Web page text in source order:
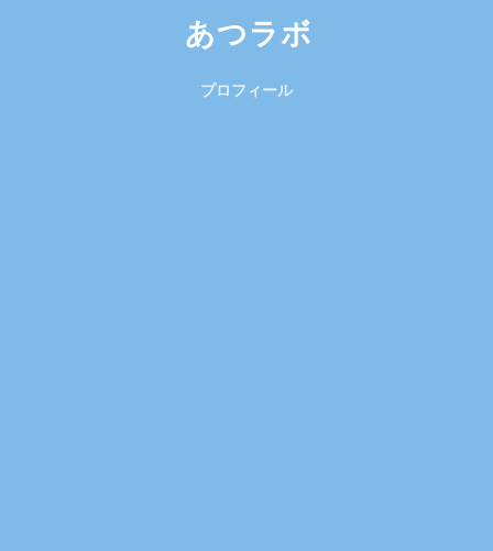
あつラボ
プロフィール